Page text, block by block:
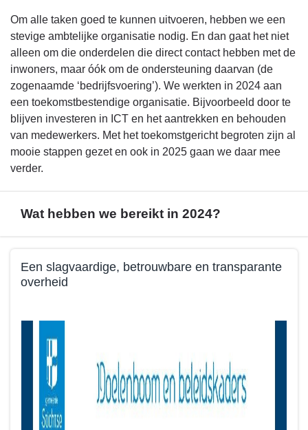
Om alle taken goed te kunnen uitvoeren, hebben we een
stevige ambtelijke organisatie nodig. En dan gaat het niet
alleen om die onderdelen die direct contact hebben met de
inwoners, maar óók om de ondersteuning daarvan (de
zogenaamde ‘bedrijfsvoering’). We werkten in 2024 aan
een toekomstbestendige organisatie. Bijvoorbeeld door te
blijven investeren in ICT en het aantrekken en behouden
van medewerkers. Met het toekomstgericht begroten zijn al
mooie stappen gezet en ook in 2025 gaan we daar mee
verder.
Wat hebben we bereikt in 2024?
navigatie
Beleid
programma
Een slagvaardige, betrouwbare en transparante
overheid
naar
navigatie
programma